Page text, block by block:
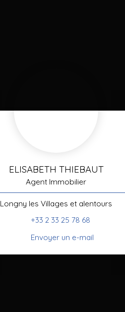
ELISABETH THIEBAUT
Agent Immobilier
Longny les Villages et alentours
+33 2 33 25 78 68
Envoyer un e-mail